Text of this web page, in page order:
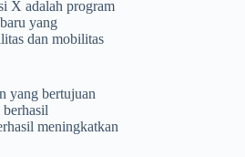
X adalah program
yang
dan mobilitas
yang bertujuan
meningkatkan